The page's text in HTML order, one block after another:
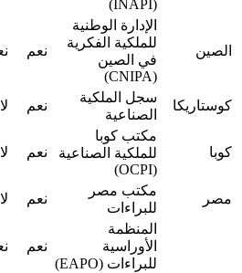
(INAPI)
الصين
الإدارة الوطنية
للملكية الفكرية
في الصين
(CNIPA)
نعم
كوستاريكا
سجل الملكية
الصناعية
نعم لا
كوبا
مكتب كوبا
للملكية الصناعية
(OCPI)
نعم لا
مصر
مكتب مصر
للبراءات
نعم لا
المنظمة
الأوراسية
للبراءات (EAPO)
نعم